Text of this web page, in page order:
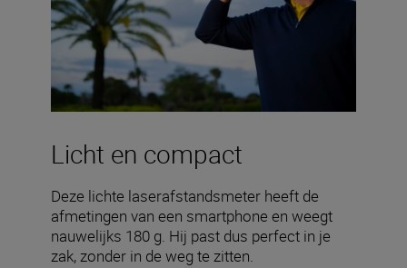
Licht en compact
Deze lichte laserafstandsmeter heeft de
afmetingen van een smartphone en weegt
nauwelijks 180 g. Hij past dus perfect in je
zak, zonder in de weg te zitten.